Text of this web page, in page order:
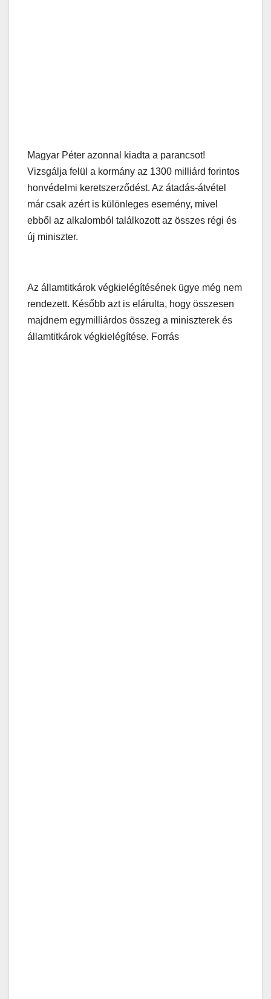
Magyar Péter azonnal kiadta a parancsot!
Vizsgálja felül a kormány az 1300 milliárd forintos
honvédelmi keretszerződést. Az átadás-átvétel
már csak azért is különleges esemény, mivel
ebből az alkalomból találkozott az összes régi és
új miniszter.
Az államtitkárok végkielégítésének ügye még nem
rendezett. Később azt is elárulta, hogy összesen
majdnem egymilliárdos összeg a miniszterek és
államtitkárok végkielégítése. Forrás